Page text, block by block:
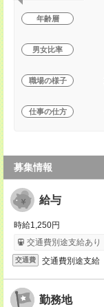
年齢層
男女比率
職場の様子
仕事の仕方
募集情報
給与
時給1,250円
交通費別途支給あり
交通費 交通費別途支給
勤務地